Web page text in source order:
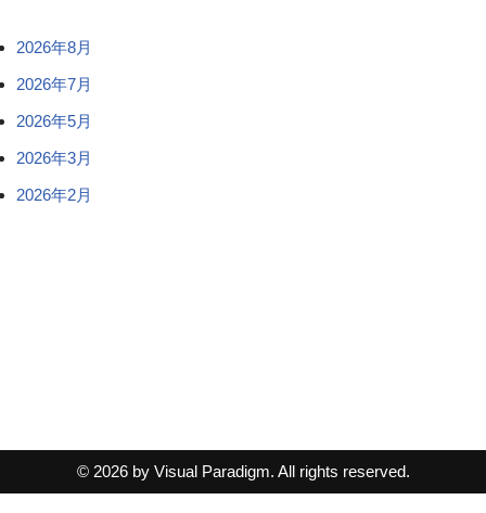
2026年8月
2026年7月
2026年5月
2026年3月
2026年2月
© 2026 by Visual Paradigm. All rights reserved.